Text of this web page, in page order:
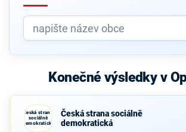
Konečné výsledky v
Česká strana
sociálně
demokratická
Česká strana sociálně
demokratická